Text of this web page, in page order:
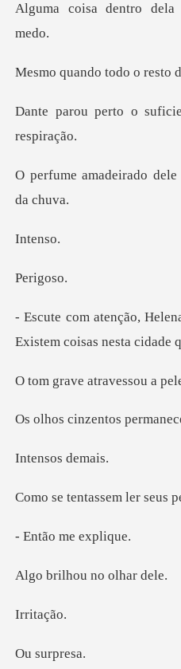
o dela
odo o resto
te
igo
Existem coisas
vessou a
os
sos d
ssem ler seus
o me e
hou no ol
ita
urpr